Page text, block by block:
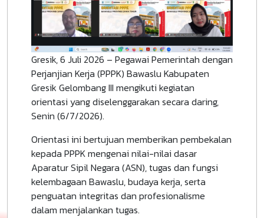
Gresik, 6 Juli 2026 – Pegawai Pemerintah dengan
Perjanjian Kerja (PPPK) Bawaslu Kabupaten
Gresik Gelombang III mengikuti kegiatan
orientasi yang diselenggarakan secara daring,
Senin (6/7/2026).
Orientasi ini bertujuan memberikan pembekalan
kepada PPPK mengenai nilai-nilai dasar
Aparatur Sipil Negara (ASN), tugas dan fungsi
kelembagaan Bawaslu, budaya kerja, serta
penguatan integritas dan profesionalisme
dalam menjalankan tugas.